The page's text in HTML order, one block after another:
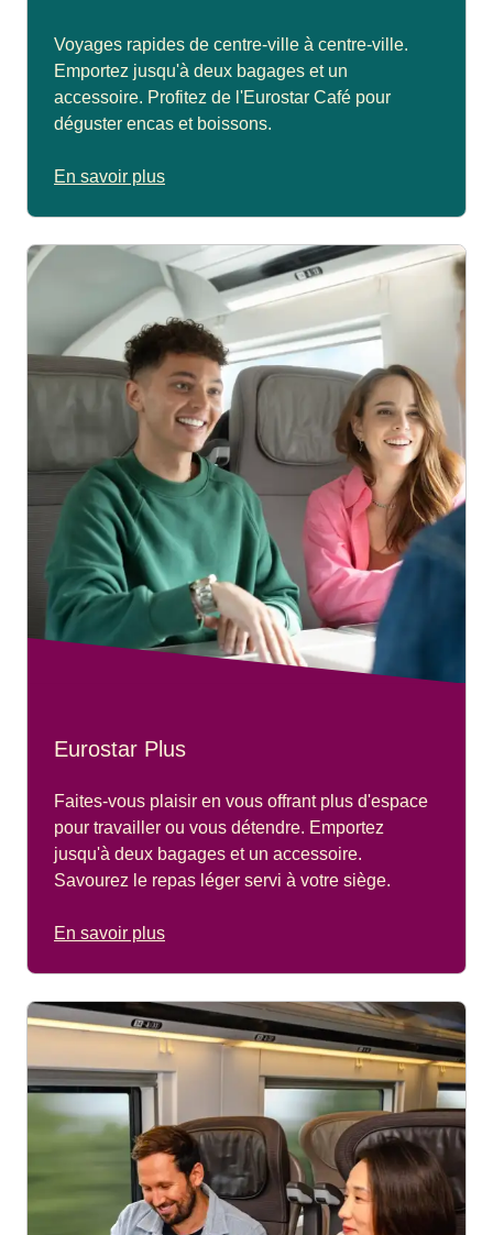
Voyages rapides de centre-ville à centre-ville.
Emportez jusqu'à deux bagages et un
accessoire. Profitez de l'Eurostar Café pour
déguster encas et boissons.
En savoir plus
Eurostar Plus
Faites-vous plaisir en vous offrant plus d'espace
pour travailler ou vous détendre. Emportez
jusqu'à deux bagages et un accessoire.
Savourez le repas léger servi à votre siège.
En savoir plus